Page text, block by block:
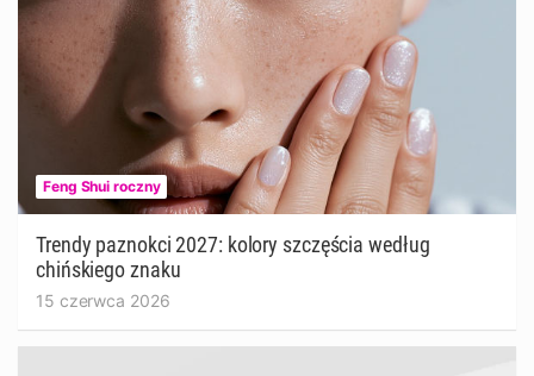
Feng Shui roczny
Trendy paznokci 2027: kolory szczęścia według
chińskiego znaku
15 czerwca 2026